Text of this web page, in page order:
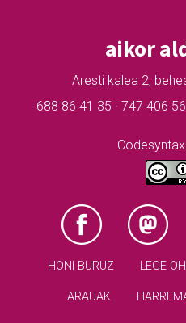
aikor
Aresti kalea 2,
688 86 41 35 · 747 406
HONI BURUZ LEGE
ARAUAK